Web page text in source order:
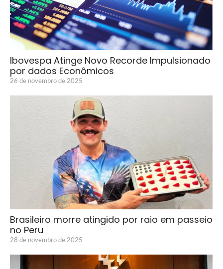
Ibovespa Atinge Novo Recorde Impulsionado
por dados Econômicos
26 de novembro de 2025
Brasileiro morre atingido por raio em passeio
no Peru
28 de novembro de 2025